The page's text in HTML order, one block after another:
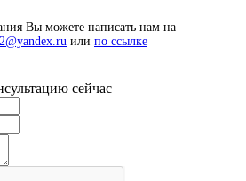
Вы можете написать нам на
или по ссылке
сейчас